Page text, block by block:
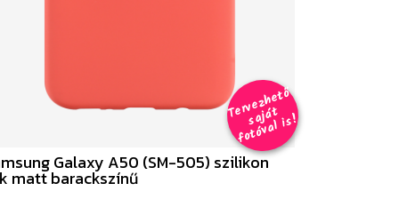
T
er
v
e
z
h
e
t
ő
s
aj
á
t
f
o
t
ó
v
al i
s
!
Galaxy A50 (SM-505) szilikon
matt barackszínű